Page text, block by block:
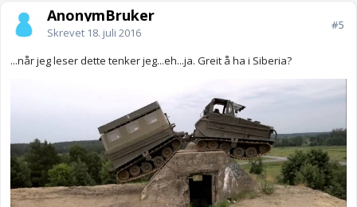
AnonymBruker
Skrevet 18. juli 2016
#5
...når jeg leser dette tenker jeg...eh...ja. Greit å ha i Siberia?